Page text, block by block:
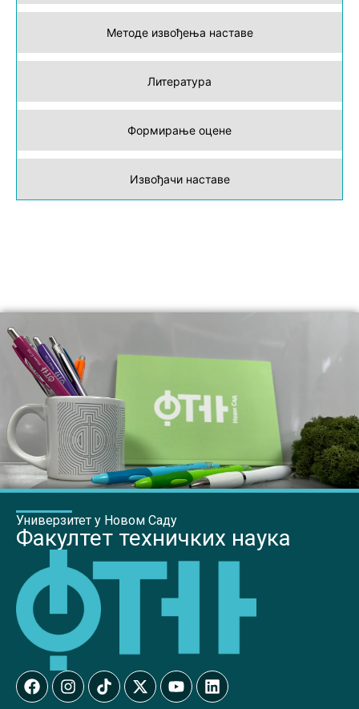
Методе извођења наставе
Литература
Формирање оцене
Извођачи наставе
Универзитет у Новом Саду
Факултет техничких наука